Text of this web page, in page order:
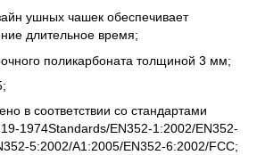
ушных чашек обеспечивает
длительное время;
поликарбоната толщиной 3 мм;
в соответствии со стандартами
1974Standards/EN352-1:2002/EN352-
5:2002/A1:2005/EN352-6:2002/FCC;